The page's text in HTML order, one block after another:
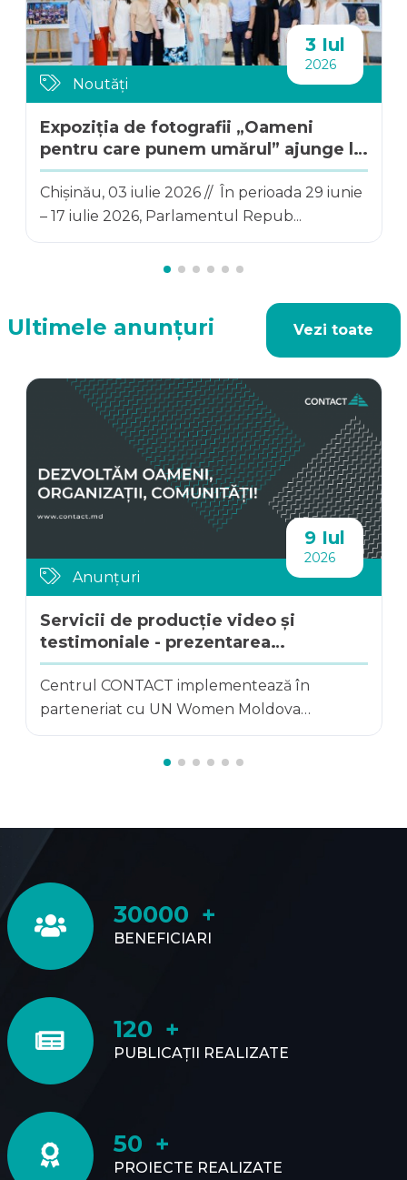
Noutăți
3 Iul
2026
Expoziția de fotografii „Oameni
pentru care punem umărul” ajunge la
Parlamentul...
Chișinău, 03 iulie 2026 // În perioada 29 iunie
– 17 iulie 2026, Parlamentul Repub...
Ultimele anunțuri Vezi toate
Anunțuri
9 Iul
2026
Servicii de producție video și
testimoniale - prezentarea
rezultatelor a 8 iniți...
Centrul CONTACT implementează în
parteneriat cu UN Women Moldova
Programul „Dezvoltarea...
30000
BENEFICIARI
120
PUBLICAȚII REALIZATE
50
PROIECTE REALIZATE